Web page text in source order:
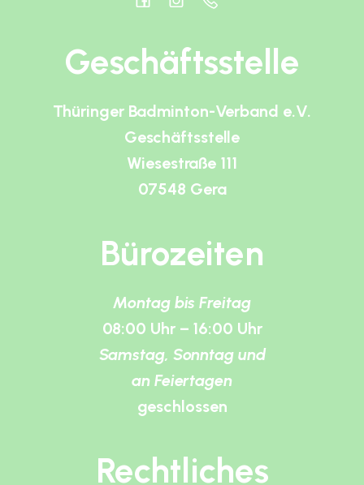
Geschäftsstelle
Thüringer Badminton-Verband e.V.
Geschäftsstelle
Wiesestraße 111
07548 Gera
Bürozeiten
Montag bis Freitag
08:00 Uhr – 16:00 Uhr
Samstag, Sonntag und
an Feiertagen
geschlossen
Rechtliches